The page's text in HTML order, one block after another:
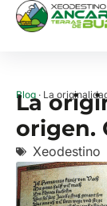
Blog · La
La
origen.
Xeodestino